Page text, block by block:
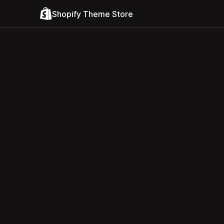
Shopify Theme Store